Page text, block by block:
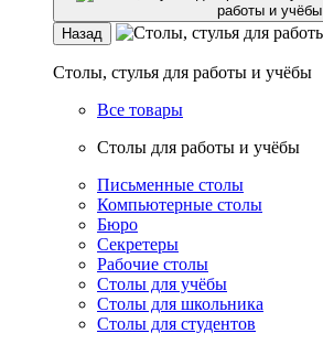
работы и учёбы
Назад
Столы, стулья для работы и учёбы
Все товары
Столы для работы и учёбы
Письменные столы
Компьютерные столы
Бюро
Секретеры
Рабочие столы
Столы для учёбы
Столы для школьника
Столы для студентов